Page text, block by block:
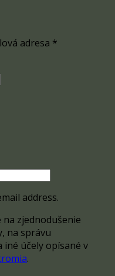
adresa *
address.
zjednodušenie
na správu
iné účely opísané v
.